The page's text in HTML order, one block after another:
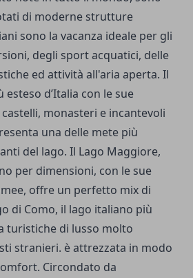
di moderne strutture
sono la vacanza ideale per gli
degli sport acquatici, delle
ed attività all'aria aperta. Il
esteso d’Italia con le sue
monasteri e incantevoli
una delle mete più
del lago. Il Lago Maggiore,
per dimensioni, con le sue
offre un perfetto mix di
di Como, il lago italiano più
turistiche di lusso molto
stranieri. è attrezzata in modo
Circondato da